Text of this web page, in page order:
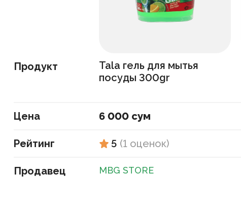
Продукт
Цена
Рейтинг
Продавец
Tala гель для мытья
посуды 300gr
6 000 сум
5 (1 оценок)
MBG STORE